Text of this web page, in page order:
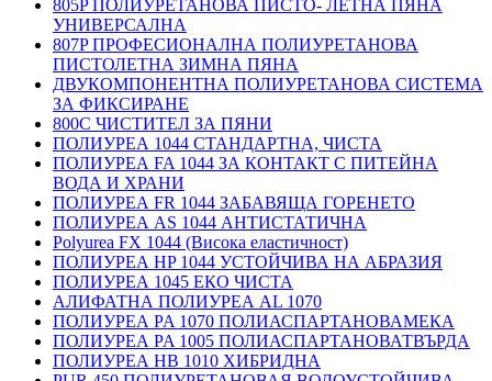
805P ПОЛИУРЕТАНОВА ПИСТО- ЛЕТНА ПЯНА
УНИВЕРСАЛНА
807P ПРОФЕСИОНАЛНА ПОЛИУРЕТАНОВА
ПИСТОЛЕТНА ЗИМНА ПЯНА
ДВУКОМПОНЕНТНА ПОЛИУРЕТАНОВА СИСТЕМА
ЗА ФИКСИРАНЕ
800C ЧИСТИТЕЛ ЗА ПЯНИ
ПОЛИУРЕА 1044 СТАНДАРТНА, ЧИСТА
ПОЛИУРЕА FA 1044 ЗА КОНТАКТ С ПИТЕЙНА
ВОДА И ХРАНИ
ПОЛИУРЕА FR 1044 ЗАБАВЯЩА ГОРЕНЕТО
ПОЛИУРЕА AS 1044 АНТИСТАТИЧНА
Polyurea FX 1044 (Висока еластичност)
ПОЛИУРЕА HP 1044 УСТОЙЧИВА НА АБРАЗИЯ
ПОЛИУРЕА 1045 ЕКО ЧИСТА
АЛИФАТНА ПОЛИУРЕА AL 1070
ПОЛИУРЕА PA 1070 ПОЛИАСПАРТАНОВАМЕКА
ПОЛИУРЕА PA 1005 ПОЛИАСПАРТАНОВАТВЪРДА
ПОЛИУРЕА HB 1010 ХИБРИДНА